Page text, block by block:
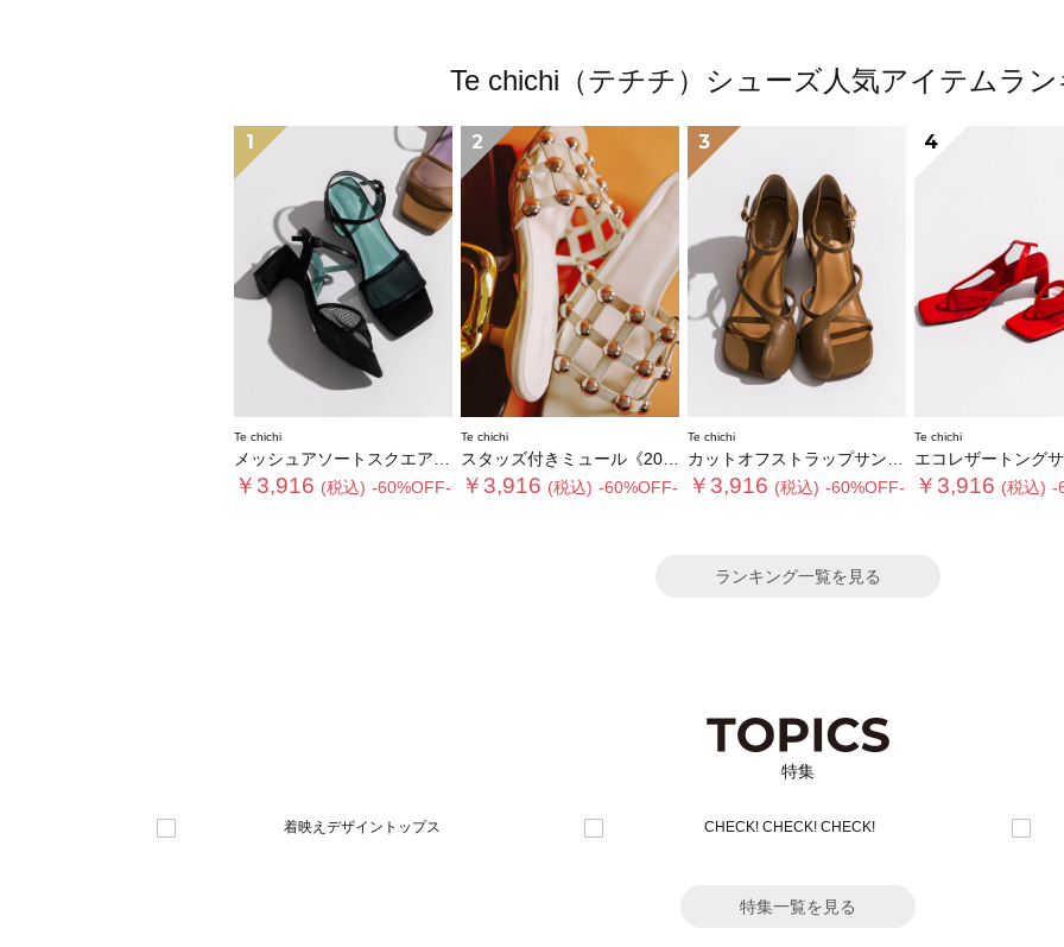
Te chichi（テチチ）シューズ人気アイテムラ
1
Te chichi
メッシュアソートスクエアトゥミュール
￥3,916 (税込) -60%OFF-
2
Te chichi
スタッズ付きミュール《2026 SUMMER LOOK item》
￥3,916 (税込) -60%OFF-
3
Te chichi
カットオフストラップサンダル《2026 SUMMER LOOK item》
￥3,916 (税込) -60%OFF-
4
Te chichi
エコレザートングサンダル《2026
￥3,916 (税込) -
ランキング一覧を見る
特集
特集一覧を見る